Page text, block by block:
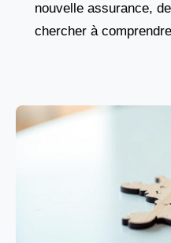
nouvelle assurance,
chercher à